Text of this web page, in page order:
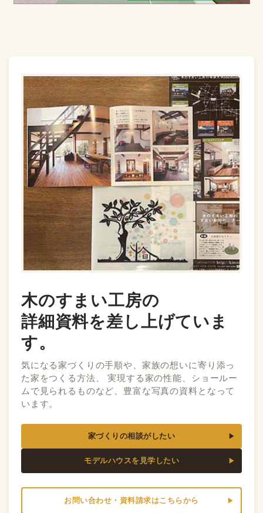
木のすまい工房の
詳細資料を差し上げていま
す。
気になる家づくりの手順や、家族の想いに寄り添っ
た家をつくる方法、 実現する家の性能、ショールー
ムで見られるものなど、豊富な写真の資料となって
います。
家づくりの相談がしたい
モデルハウスを見学したい
お問い合わせ・資料請求はこちらから